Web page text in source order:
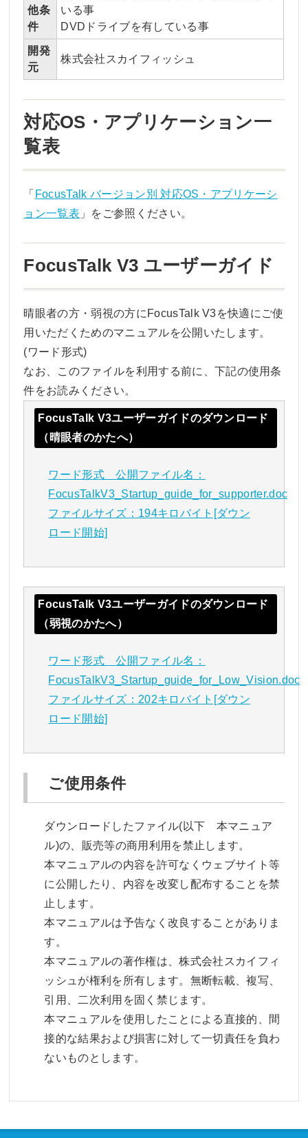
他条
件
いる事
DVDドライブを有している事
開発
元
株式会社スカイフィッシュ
対応OS・アプリケーション一
覧表
「 FocusTalk バージョン別 対応OS・アプリケーシ
ョン一覧表 」をご参照ください。
FocusTalk V3 ユーザーガイド
晴眼者の方・弱視の方にFocusTalk V3を快適にご使
用いただくためのマニュアルを公開いたします。
(ワード形式)
なお、このファイルを利用する前に、下記の使用条
件をお読みください。
FocusTalk V3ユーザーガイドのダウンロード
（晴眼者のかたへ）
ワード形式 公開ファイル名：
FocusTalkV3_Startup_guide_for_supporter.doc
ファイルサイズ：194キロバイト[ダウン
ロード開始]
FocusTalk V3ユーザーガイドのダウンロード
（弱視のかたへ）
ワード形式 公開ファイル名：
FocusTalkV3_Startup_guide_for_Low_Vision.doc
ファイルサイズ：202キロバイト[ダウン
ロード開始]
ご使用条件
ダウンロードしたファイル(以下 本マニュア
ル)の、販売等の商用利用を禁止します。
本マニュアルの内容を許可なくウェブサイト等
に公開したり、内容を改変し配布することを禁
止します。
本マニュアルは予告なく改良することがありま
す。
本マニュアルの著作権は、株式会社スカイフィ
ッシュが権利を所有します。無断転載、複写、
引用、二次利用を固く禁じます。
本マニュアルを使用したことによる直接的、間
接的な結果および損害に対して一切責任を負わ
ないものとします。